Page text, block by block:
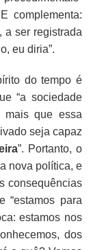
complementa:
a ser registrada
eu diria”.
do tempo é
“a sociedade
mais que essa
seja capaz
”. Portanto, o
nova política, e
consequências
“estamos para
estamos nos
dos